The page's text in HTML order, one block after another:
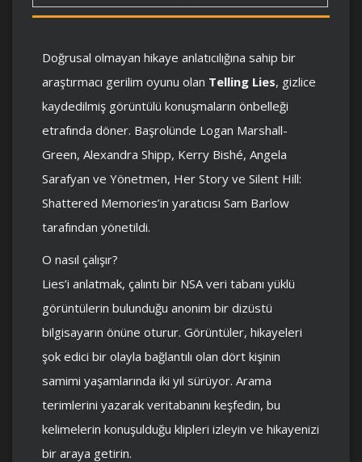
Doğrusal olmayan hikaye anlatıcılığına sahip bir
araştırmacı gerilim oyunu olan Telling Lies, gizlice
kaydedilmiş görüntülü konuşmaların önbelleği
etrafında döner. Başrolünde Logan Marshall-
Green, Alexandra Shipp, Kerry Bishé, Angela
Sarafyan ve Yönetmen, Her Story ve Silent Hill:
Shattered Memories’in yaratıcısı Sam Barlow
tarafından yönetildi.
O nasıl çalışır?
Lies’i anlatmak, çalıntı bir NSA veri tabanı yüklü
görüntülerin bulunduğu anonim bir dizüstü
bilgisayarın önüne oturur. Görüntüler, hikayeleri
şok edici bir olayla bağlantılı olan dört kişinin
samimi yaşamlarında iki yıl sürüyor. Arama
terimlerini yazarak veritabanını keşfedin, bu
kelimelerin konuşulduğu klipleri izleyin ve hikayenizi
bir araya getirin.